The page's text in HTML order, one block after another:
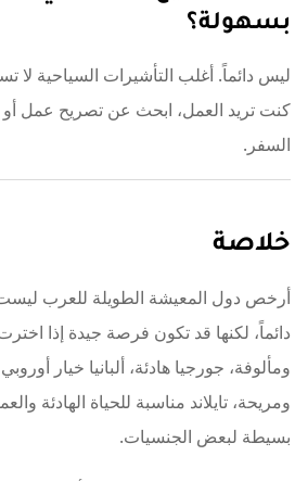
بسهولة؟
ليس دائماً. أغلب التأشيرات السياحية لا
كنت تريد العمل، ابحث عن تصريح عمل أو
السفر.
خلاصة
أرخص دول المعيشة الطويلة للعرب
دائماً، لكنها قد تكون فرصة جيدة إذا
ومألوفة، جورجيا هادئة، ألبانيا خيار
ومريحة، تايلاند مناسبة للحياة الهادئة
بسيطة لبعض الجنسيات.